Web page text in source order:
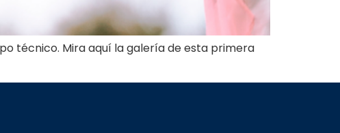
técnico. Mira aquí la galería de esta primera